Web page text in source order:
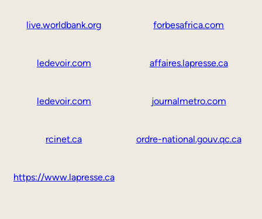
live.worldbank.org forbesafrica.com
ledevoir.com affaires.lapresse.ca
ledevoir.com journalmetro.com
rcinet.ca ordre-national.gouv.qc.ca
https://www.lapresse.ca